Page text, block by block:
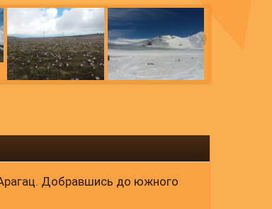
Добравшись до южного
3207 м над уровнем моря с